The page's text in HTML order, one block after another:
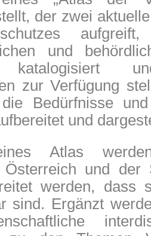
der zwei
und
katalogisiert
zur Verfügung
Bedürfnisse
und
Atlas
Österreich und der
werden, dass
sind. Ergänzt